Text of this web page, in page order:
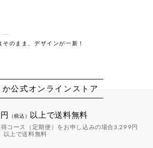
のまま、デザインが一新！
か公式オンラインストア
（税込） 以上で送料無料
コース（定期便）をお申し込みの場合3,299円
以上で送料無料